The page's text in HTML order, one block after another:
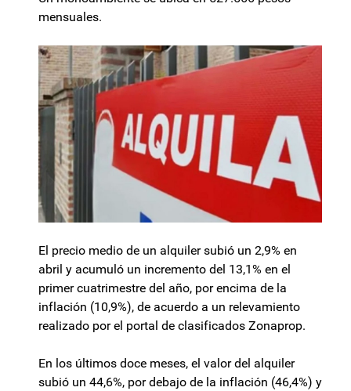
mensuales.
El precio medio de un alquiler subió un 2,9% en
abril y acumuló un incremento del 13,1% en el
primer cuatrimestre del año, por encima de la
inflación (10,9%), de acuerdo a un relevamiento
realizado por el portal de clasificados Zonaprop.
En los últimos doce meses, el valor del alquiler
subió un 44,6%, por debajo de la inflación (46,4%) y